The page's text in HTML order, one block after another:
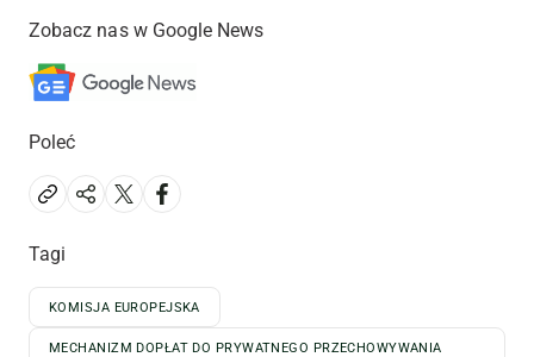
Zobacz nas w Google News
Poleć
Tagi
KOMISJA EUROPEJSKA
MECHANIZM DOPŁAT DO PRYWATNEGO PRZECHOWYWANIA